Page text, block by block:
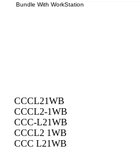
Bundle With WorkStation
CCCL21WB
CCCL2-1WB
CCC-L21WB
CCCL2 1WB
CCC L21WB